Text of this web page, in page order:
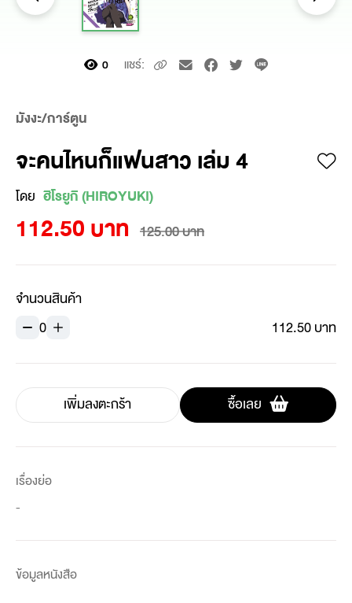
0 แชร์:
มังงะ/การ์ตูน
จะคนไหนก็แฟนสาว เล่ม 4
โดย ฮิโรยูกิ (HIROYUKI)
112.50 บาท 125.00 บาท
จำนวนสินค้า
0
112.50 บาท
เพิ่มลงตะกร้า ซื้อเลย
เรื่องย่อ
-
ข้อมูลหนังสือ